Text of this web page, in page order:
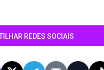
REDES SOCIAIS